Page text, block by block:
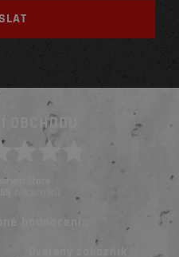
OBCHODU
hodnocení::